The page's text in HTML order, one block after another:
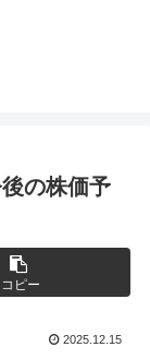
の株価予
コピー
2025.12.15